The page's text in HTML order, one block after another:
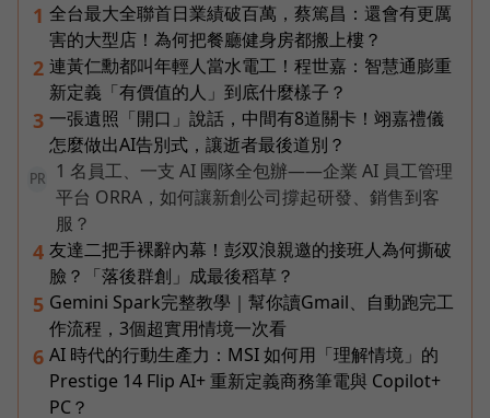
1 全台最大全聯首日業績破百萬，蔡篤昌：還會有更厲
害的大型店！為何把餐廳健身房都搬上樓？
2 連黃仁勳都叫年輕人當水電工！程世嘉：智慧通膨重
新定義「有價值的人」到底什麼樣子？
3 一張遺照「開口」說話，中間有8道關卡！翊嘉禮儀
怎麼做出AI告別式，讓逝者最後道別？
PR
1 名員工、一支 AI 團隊全包辦——企業 AI 員工管理
平台 ORRA，如何讓新創公司撐起研發、銷售到客
服？
4 友達二把手裸辭內幕！彭双浪親邀的接班人為何撕破
臉？「落後群創」成最後稻草？
5 Gemini Spark完整教學｜幫你讀Gmail、自動跑完工
作流程，3個超實用情境一次看
6 AI 時代的行動生產力：MSI 如何用「理解情境」的
Prestige 14 Flip AI+ 重新定義商務筆電與 Copilot+
PC？